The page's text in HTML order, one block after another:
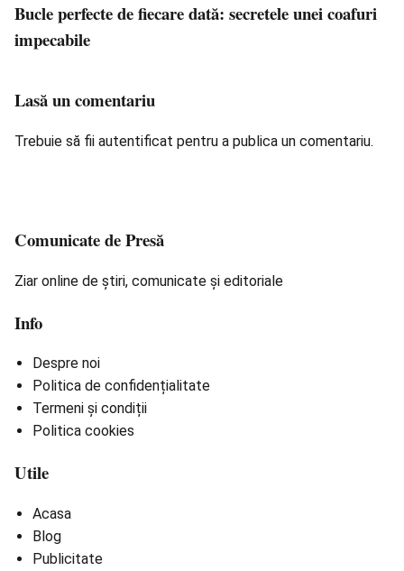
Bucle perfecte de fiecare dată: secretele unei coafuri
impecabile
Lasă un comentariu
Trebuie să fii autentificat pentru a publica un comentariu.
Comunicate de Presă
Ziar online de știri, comunicate și editoriale
Info
Despre noi
Politica de confidențialitate
Termeni și condiții
Politica cookies
Utile
Acasa
Blog
Publicitate